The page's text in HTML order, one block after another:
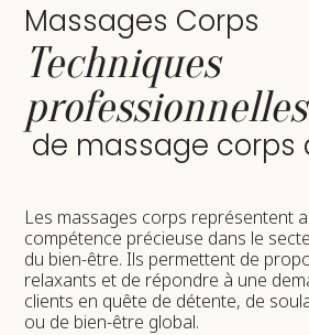
Massages Corps
Techniques
professionnelles
de massage corps
Les massages corps représentent
compétence précieuse dans le
du bien-être. Ils permettent de
relaxants et de répondre à une
clients en quête de détente, de
ou de bien-être global.